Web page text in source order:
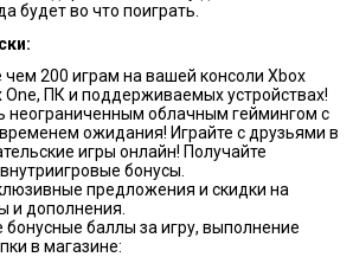
будет во что поиграть.
чем 200 играм на вашей консоли Xbox
One, ПК и поддерживаемых устройствах!
неограниченным облачным геймингом с
ожидания! Играйте с друзьями в
игры онлайн! Получайте
бонусы.
предложения и скидки на
и дополнения.
бонусные баллы за игру, выполнение
в магазине: